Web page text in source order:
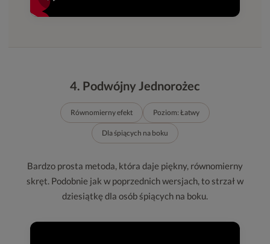
4. Podwójny Jednorożec
Równomierny efekt Poziom: Łatwy
Dla śpiących na boku
Bardzo prosta metoda, która daje piękny, równomierny
skręt. Podobnie jak w poprzednich wersjach, to strzał w
dziesiątkę dla osób śpiących na boku.